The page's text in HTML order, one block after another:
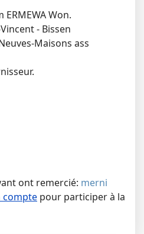
Won.
- Bissen
Maisons ass
ont remercié: merni
compte pour participer à la